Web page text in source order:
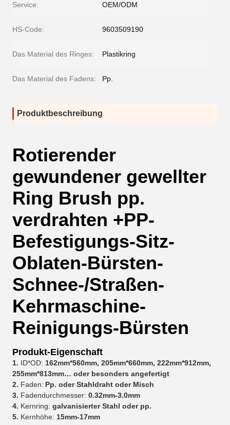
Service: OEM/ODM
HS-Code: 9603509190
Das Material des Ringes: Plastikring
Das Material des Fadens: Pp.
Produktbeschreibung
Rotierender
gewundener gewellter
Ring Brush pp.
verdrahten +PP-
Befestigungs-Sitz-
Oblaten-Bürsten-
Schnee-/Straßen-
Kehrmaschine-
Reinigungs-Bürsten
Produkt-Eigenschaft
1. ID*OD: 162mm*560mm, 205mm*660mm, 222mm*912mm,
255mm*813mm… oder besonders angefertigt
2. Faden: Pp. oder Stahldraht oder Misch
3. Fadendurchmesser: 0.32mm-3.0mm
4. Kernring: galvanisierter Stahl oder pp.
5. Kernhöhe: 15mm-17mm